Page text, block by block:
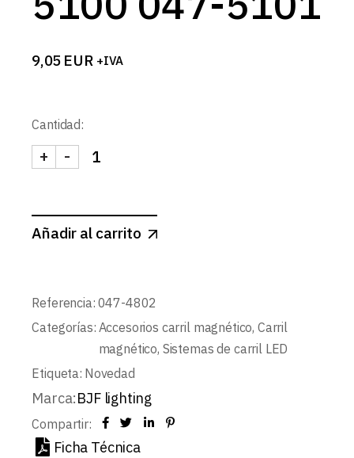
9,05 EUR +IVA
Cantidad:
UNION PARED TECHO BLANCO PARA
-
+
Añadir al carrito
Referencia: 047-4802
Categorías: Accesorios carril magnético, Carril
magnético, Sistemas de carril LED
Etiqueta: Novedad
Marca:BJF lighting
Compartir:
Ficha Técnica